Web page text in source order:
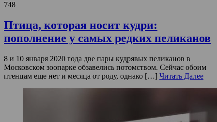
748
Птица, которая носит кудри:
пополнение у самых редких пеликанов
8 и 10 января 2020 года две пары кудрявых пеликанов в
Московском зоопарке обзавелись потомством. Сейчас обоим
птенцам еще нет и месяца от роду, однако […] Читать Далее